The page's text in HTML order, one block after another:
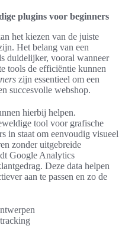
plugins voor beginners
het kiezen van de juiste
Het belang van een
duidelijker, vooral wanneer
tools de efficiëntie kunnen
zijn essentieel om een
succesvolle webshop.
hierbij helpen.
tool voor grafische
in staat om eenvoudig visueel
zonder uitgebreide
Google Analytics
Deze data helpen
aan te passen en zo de